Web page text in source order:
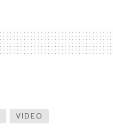
VIDEO